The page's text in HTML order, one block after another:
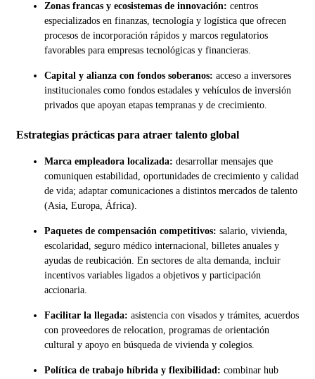
Zonas francas y ecosistemas de innovación: centros
especializados en finanzas, tecnología y logística que ofrecen
procesos de incorporación rápidos y marcos regulatorios
favorables para empresas tecnológicas y financieras.
Capital y alianza con fondos soberanos: acceso a inversores
institucionales como fondos estadales y vehículos de inversión
privados que apoyan etapas tempranas y de crecimiento.
Estrategias prácticas para atraer talento global
Marca empleadora localizada: desarrollar mensajes que
comuniquen estabilidad, oportunidades de crecimiento y calidad
de vida; adaptar comunicaciones a distintos mercados de talento
(Asia, Europa, África).
Paquetes de compensación competitivos: salario, vivienda,
escolaridad, seguro médico internacional, billetes anuales y
ayudas de reubicación. En sectores de alta demanda, incluir
incentivos variables ligados a objetivos y participación
accionaria.
Facilitar la llegada: asistencia con visados y trámites, acuerdos
con proveedores de relocation, programas de orientación
cultural y apoyo en búsqueda de vivienda y colegios.
Política de trabajo híbrida y flexibilidad: combinar hub